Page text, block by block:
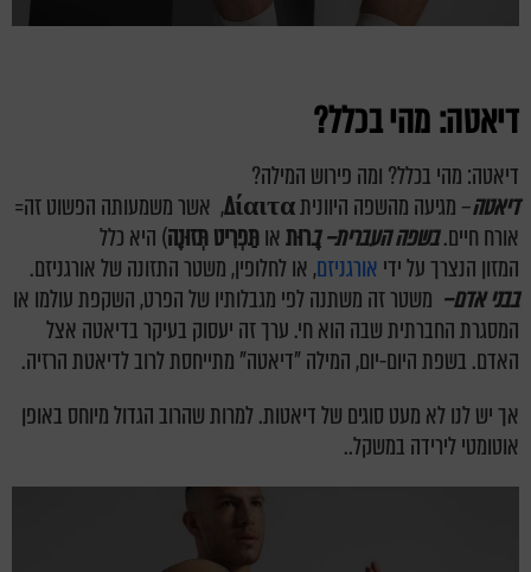
דיאטה: מהי בכלל?
דיאטה: מהי בכלל? ומה פירוש המילה?
דיאטה–מגיעה מהשפה היווניתΔίαιτα, אשר משמעותה הפשוט זה=
אורח חיים.בשפה העברית– בָּרוּתאותַּפְרִיט תְּזוּנָה) היא כלל
המזון הנצרך על ידי אורגניזם, או לחלופין, משטר התזונה של אורגניזם.
בבני אדם– משטר זה משתנה לפי מגבלותיו של הפרט,השקפת עולמו או
המסגרת החברתיתשבה הוא חי. ערך זה יעסוק בעיקר בדיאטה אצל
האדם. בשפת היום-יום, המילה "דיאטה" מתייחסת לרוב לדיאטת הרזיה.
אך יש לנו לא מעט סוגים של דיאטות. למרות שהרוב הגדול מיוחס באופן
אוטומטי לירידה במשקל..